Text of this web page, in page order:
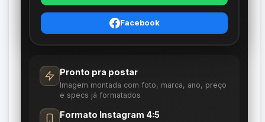
Facebook
Pronto pra postar
Imagem montada com foto, marca, ano, preço
e specs já formatados
Formato Instagram 4:5